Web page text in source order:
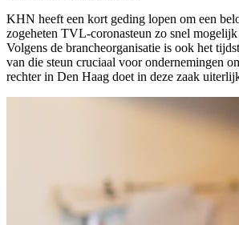
KHN heeft een kort geding lopen om een
zogeheten TVL-coronasteun zo snel
Volgens de brancheorganisatie is ook het
van die steun cruciaal voor ondernemingen
rechter in Den Haag doet in deze zaak